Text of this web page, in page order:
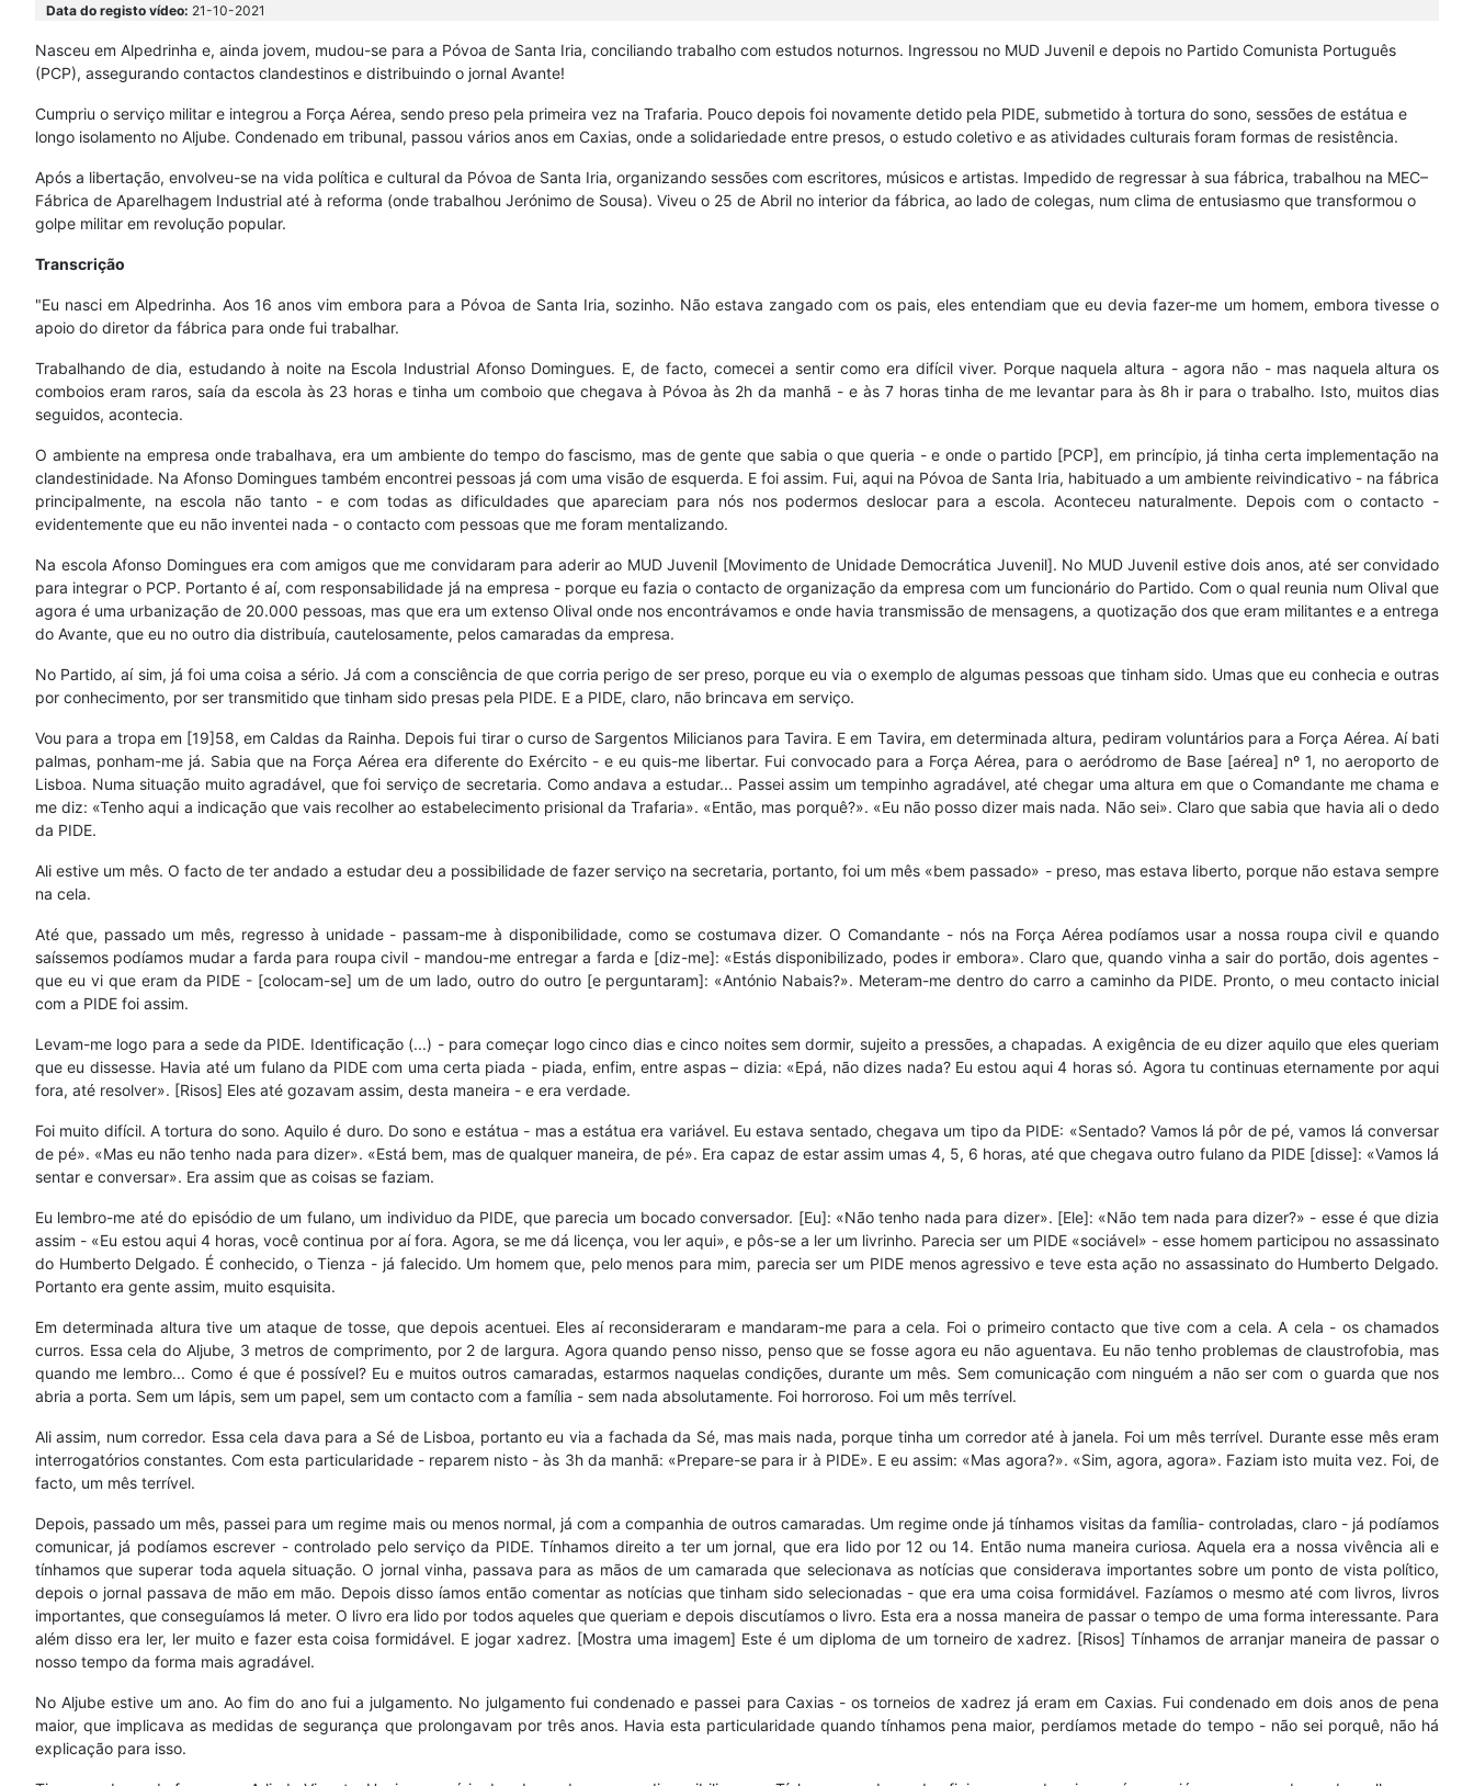
Data do registo vídeo: 21-10-2021
Nasceu em Alpedrinha e, ainda jovem, mudou-se para a Póvoa de Santa Iria, conciliando trabalho com estudos noturnos. Ingressou no MUD Juvenil e depois no Partido Comunista Português
(PCP), assegurando contactos clandestinos e distribuindo o jornal Avante!
Cumpriu o serviço militar e integrou a Força Aérea, sendo preso pela primeira vez na Trafaria. Pouco depois foi novamente detido pela PIDE, submetido à tortura do sono, sessões de estátua e
longo isolamento no Aljube. Condenado em tribunal, passou vários anos em Caxias, onde a solidariedade entre presos, o estudo coletivo e as atividades culturais foram formas de resistência.
Após a libertação, envolveu-se na vida política e cultural da Póvoa de Santa Iria, organizando sessões com escritores, músicos e artistas. Impedido de regressar à sua fábrica, trabalhou na MEC–
Fábrica de Aparelhagem Industrial até à reforma (onde trabalhou Jerónimo de Sousa). Viveu o 25 de Abril no interior da fábrica, ao lado de colegas, num clima de entusiasmo que transformou o
golpe militar em revolução popular.
Transcrição
"Eu nasci em Alpedrinha. Aos 16 anos vim embora para a Póvoa de Santa Iria, sozinho. Não estava zangado com os pais, eles entendiam que eu devia fazer-me um homem, embora tivesse o
apoio do diretor da fábrica para onde fui trabalhar.
Trabalhando de dia, estudando à noite na Escola Industrial Afonso Domingues. E, de facto, comecei a sentir como era difícil viver. Porque naquela altura - agora não - mas naquela altura os
comboios eram raros, saía da escola às 23 horas e tinha um comboio que chegava à Póvoa às 2h da manhã - e às 7 horas tinha de me levantar para às 8h ir para o trabalho. Isto, muitos dias
seguidos, acontecia.
O ambiente na empresa onde trabalhava, era um ambiente do tempo do fascismo, mas de gente que sabia o que queria - e onde o partido [PCP], em princípio, já tinha certa implementação na
clandestinidade. Na Afonso Domingues também encontrei pessoas já com uma visão de esquerda. E foi assim. Fui, aqui na Póvoa de Santa Iria, habituado a um ambiente reivindicativo - na fábrica
principalmente, na escola não tanto - e com todas as dificuldades que apareciam para nós nos podermos deslocar para a escola. Aconteceu naturalmente. Depois com o contacto -
evidentemente que eu não inventei nada - o contacto com pessoas que me foram mentalizando.
Na escola Afonso Domingues era com amigos que me convidaram para aderir ao MUD Juvenil [Movimento de Unidade Democrática Juvenil]. No MUD Juvenil estive dois anos, até ser convidado
para integrar o PCP. Portanto é aí, com responsabilidade já na empresa - porque eu fazia o contacto de organização da empresa com um funcionário do Partido. Com o qual reunia num Olival que
agora é uma urbanização de 20.000 pessoas, mas que era um extenso Olival onde nos encontrávamos e onde havia transmissão de mensagens, a quotização dos que eram militantes e a entrega
do Avante, que eu no outro dia distribuía, cautelosamente, pelos camaradas da empresa.
No Partido, aí sim, já foi uma coisa a sério. Já com a consciência de que corria perigo de ser preso, porque eu via o exemplo de algumas pessoas que tinham sido. Umas que eu conhecia e outras
por conhecimento, por ser transmitido que tinham sido presas pela PIDE. E a PIDE, claro, não brincava em serviço.
Vou para a tropa em [19]58, em Caldas da Rainha. Depois fui tirar o curso de Sargentos Milicianos para Tavira. E em Tavira, em determinada altura, pediram voluntários para a Força Aérea. Aí bati
palmas, ponham-me já. Sabia que na Força Aérea era diferente do Exército - e eu quis-me libertar. Fui convocado para a Força Aérea, para o aeródromo de Base [aérea] nº 1, no aeroporto de
Lisboa. Numa situação muito agradável, que foi serviço de secretaria. Como andava a estudar... Passei assim um tempinho agradável, até chegar uma altura em que o Comandante me chama e
me diz: «Tenho aqui a indicação que vais recolher ao estabelecimento prisional da Trafaria». «Então, mas porquê?». «Eu não posso dizer mais nada. Não sei». Claro que sabia que havia ali o dedo
da PIDE.
Ali estive um mês. O facto de ter andado a estudar deu a possibilidade de fazer serviço na secretaria, portanto, foi um mês «bem passado» - preso, mas estava liberto, porque não estava sempre
na cela.
Até que, passado um mês, regresso à unidade - passam-me à disponibilidade, como se costumava dizer. O Comandante - nós na Força Aérea podíamos usar a nossa roupa civil e quando
saíssemos podíamos mudar a farda para roupa civil - mandou-me entregar a farda e [diz-me]: «Estás disponibilizado, podes ir embora». Claro que, quando vinha a sair do portão, dois agentes -
que eu vi que eram da PIDE - [colocam-se] um de um lado, outro do outro [e perguntaram]: «António Nabais?». Meteram-me dentro do carro a caminho da PIDE. Pronto, o meu contacto inicial
com a PIDE foi assim.
Levam-me logo para a sede da PIDE. Identificação (...) - para começar logo cinco dias e cinco noites sem dormir, sujeito a pressões, a chapadas. A exigência de eu dizer aquilo que eles queriam
que eu dissesse. Havia até um fulano da PIDE com uma certa piada - piada, enfim, entre aspas – dizia: «Epá, não dizes nada? Eu estou aqui 4 horas só. Agora tu continuas eternamente por aqui
fora, até resolver». [Risos] Eles até gozavam assim, desta maneira - e era verdade.
Foi muito difícil. A tortura do sono. Aquilo é duro. Do sono e estátua - mas a estátua era variável. Eu estava sentado, chegava um tipo da PIDE: «Sentado? Vamos lá pôr de pé, vamos lá conversar
de pé». «Mas eu não tenho nada para dizer». «Está bem, mas de qualquer maneira, de pé». Era capaz de estar assim umas 4, 5, 6 horas, até que chegava outro fulano da PIDE [disse]: «Vamos lá
sentar e conversar». Era assim que as coisas se faziam.
Eu lembro-me até do episódio de um fulano, um individuo da PIDE, que parecia um bocado conversador. [Eu]: «Não tenho nada para dizer». [Ele]: «Não tem nada para dizer?» - esse é que dizia
assim - «Eu estou aqui 4 horas, você continua por aí fora. Agora, se me dá licença, vou ler aqui», e pôs-se a ler um livrinho. Parecia ser um PIDE «sociável» - esse homem participou no assassinato
do Humberto Delgado. É conhecido, o Tienza - já falecido. Um homem que, pelo menos para mim, parecia ser um PIDE menos agressivo e teve esta ação no assassinato do Humberto Delgado.
Portanto era gente assim, muito esquisita.
Em determinada altura tive um ataque de tosse, que depois acentuei. Eles aí reconsideraram e mandaram-me para a cela. Foi o primeiro contacto que tive com a cela. A cela - os chamados
curros. Essa cela do Aljube, 3 metros de comprimento, por 2 de largura. Agora quando penso nisso, penso que se fosse agora eu não aguentava. Eu não tenho problemas de claustrofobia, mas
quando me lembro... Como é que é possível? Eu e muitos outros camaradas, estarmos naquelas condições, durante um mês. Sem comunicação com ninguém a não ser com o guarda que nos
abria a porta. Sem um lápis, sem um papel, sem um contacto com a família - sem nada absolutamente. Foi horroroso. Foi um mês terrível.
Ali assim, num corredor. Essa cela dava para a Sé de Lisboa, portanto eu via a fachada da Sé, mas mais nada, porque tinha um corredor até à janela. Foi um mês terrível. Durante esse mês eram
interrogatórios constantes. Com esta particularidade - reparem nisto - às 3h da manhã: «Prepare-se para ir à PIDE». E eu assim: «Mas agora?». «Sim, agora, agora». Faziam isto muita vez. Foi, de
facto, um mês terrível.
Depois, passado um mês, passei para um regime mais ou menos normal, já com a companhia de outros camaradas. Um regime onde já tínhamos visitas da família- controladas, claro - já podíamos
comunicar, já podíamos escrever - controlado pelo serviço da PIDE. Tínhamos direito a ter um jornal, que era lido por 12 ou 14. Então numa maneira curiosa. Aquela era a nossa vivência ali e
tínhamos que superar toda aquela situação. O jornal vinha, passava para as mãos de um camarada que selecionava as notícias que considerava importantes sobre um ponto de vista político,
depois o jornal passava de mão em mão. Depois disso íamos então comentar as notícias que tinham sido selecionadas - que era uma coisa formidável. Fazíamos o mesmo até com livros, livros
importantes, que conseguíamos lá meter. O livro era lido por todos aqueles que queriam e depois discutíamos o livro. Esta era a nossa maneira de passar o tempo de uma forma interessante. Para
além disso era ler, ler muito e fazer esta coisa formidável. E jogar xadrez. [Mostra uma imagem] Este é um diploma de um torneiro de xadrez. [Risos] Tínhamos de arranjar maneira de passar o
nosso tempo da forma mais agradável.
No Aljube estive um ano. Ao fim do ano fui a julgamento. No julgamento fui condenado e passei para Caxias - os torneios de xadrez já eram em Caxias. Fui condenado em dois anos de pena
maior, que implicava as medidas de segurança que prolongavam por três anos. Havia esta particularidade quando tínhamos pena maior, perdíamos metade do tempo - não sei porquê, não há
explicação para isso.